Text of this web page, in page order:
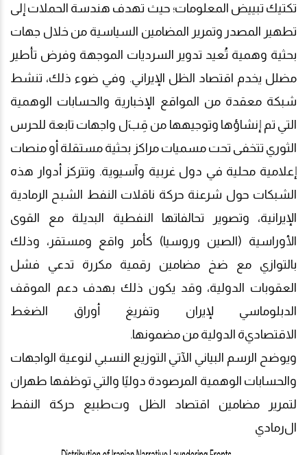
تكتيك تبييض المعلومات؛ حيث تهدف هندسة الحملات إلى
تطهير المصدر وتمرير المضامين السياسية من خلال جهات
بحثية وهمية تُعيد تدوير السرديات الموجهة وفرض تأطير
مضلل يخدم اقتصاد الظل الإيراني. وفي ضوء ذلك، تنشط
شبكة معقدة من المواقع الإخبارية والحسابات الوهمية
التي تم إنشاؤها وتوجيهها من قِب ل واجهات تابعة للحرس
الثوري تتخفى تحت مسميات مراكز بحثية مستقلة أو منصات
إعلامية محلية في دول غربية وآسيوية. وتتركز أدوار هذه
الشبكات حول شرعنة حركة ناقلات النفط الشبح الرمادية
الإيرانية، وتصوير تحالفاتها النفطية البديلة مع القوى
الأوراسية (الصين وروسيا) كأمر واقع ومستقر، وذلك
بالتوازي مع ضخ مضامين رقمية مكررة تدعي فشل
العقوبات الدولية، وقد يكون ذلك بهدف دعم الموقف
الدبلوماسي لإيران وتفريغ أوراق الضغط
الاقتصادية الدولية من مضمونها.
ويوضح الرسم البياني الآتي التوزيع النسبي لنوعية الواجهات
والحسابات الوهمية المرصودة دوليًا والتي توظفها طهران
لتمرير مضامين اقتصاد الظل وتطبيع
حركة النفط
الرمادي